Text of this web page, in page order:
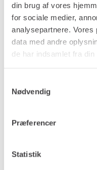
din brug af vores
for sociale medier,
analysepartnere. Vores
data med andre
de har indsamlet fra din
Nødvendig
Præferencer
Statistik
Pr. dag
DKK 763,00
Ekskl. moms
af arealer,
Skifte